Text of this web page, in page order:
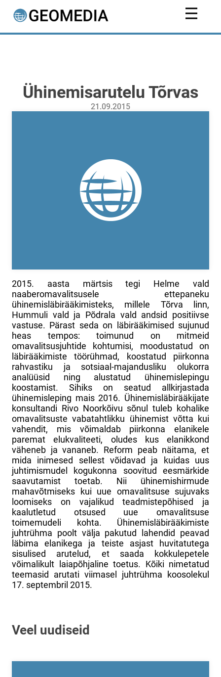
Ühinemisarutelu Tõrvas
21.09.2015
2015. aasta märtsis tegi Helme vald
naaberomavalitsusele ettepaneku
ühinemisläbirääkimisteks, millele Tõrva linn,
Hummuli vald ja Põdrala vald andsid positiivse
vastuse. Pärast seda on läbirääkimised sujunud
heas tempos: toimunud on mitmeid
omavalitsusjuhtide kohtumisi, moodustatud on
läbirääkimiste töörühmad, koostatud piirkonna
rahvastiku ja sotsiaal-majandusliku olukorra
analüüsid ning alustatud ühinemislepingu
koostamist. Sihiks on seatud allkirjastada
ühinemisleping mais 2016. Ühinemisläbirääkijate
konsultandi Rivo Noorkõivu sõnul tuleb kohalike
omavalitsuste vabatahtlikku ühinemist võtta kui
vahendit, mis võimaldab piirkonna elanikele
paremat elukvaliteeti, oludes kus elanikkond
väheneb ja vananeb. Reform peab näitama, et
mida inimesed sellest võidavad ja kuidas uus
juhtimismudel kogukonna soovitud eesmärkide
saavutamist toetab. Nii ühinemishirmude
mahavõtmiseks kui uue omavalitsuse sujuvaks
loomiseks on vajalikud teadmistepõhised ja
kaalutletud otsused uue omavalitsuse
toimemudeli kohta. Ühinemisläbirääkimiste
juhtrühma poolt välja pakutud lahendid peavad
läbima elanikega ja teiste asjast huvitatutega
sisulised arutelud, et saada kokkulepetele
võimalikult laiapõhjaline toetus. Kõiki nimetatud
teemasid arutati viimasel juhtrühma koosolekul
17. septembril 2015.
Veel uudiseid